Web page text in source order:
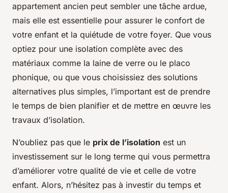
appartement ancien peut sembler une tâche ardue,
mais elle est essentielle pour assurer le confort de
votre enfant et la quiétude de votre foyer. Que vous
optiez pour une isolation complète avec des
matériaux comme la laine de verre ou le placo
phonique, ou que vous choisissiez des solutions
alternatives plus simples, l’important est de prendre
le temps de bien planifier et de mettre en œuvre les
travaux d’isolation.
N’oubliez pas que le prix de l’isolation est un
investissement sur le long terme qui vous permettra
d’améliorer votre qualité de vie et celle de votre
enfant. Alors, n’hésitez pas à investir du temps et